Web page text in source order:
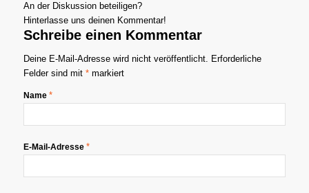
An der Diskussion beteiligen?
Hinterlasse uns deinen Kommentar!
Schreibe einen Kommentar
Deine E-Mail-Adresse wird nicht veröffentlicht. Erforderliche
Felder sind mit *markiert
Name *
E-Mail-Adresse *